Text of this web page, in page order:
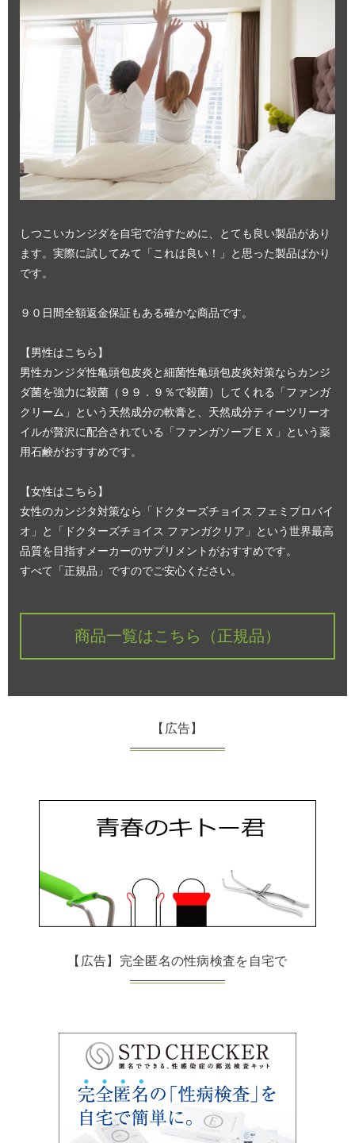
しつこいカンジダを自宅で治すために、とても良い製品があり
ます。実際に試してみて「これは良い！」と思った製品ばかり
です。
９０日間全額返金保証もある確かな商品です。
【男性はこちら】
男性カンジダ性亀頭包皮炎と細菌性亀頭包皮炎対策ならカンジ
ダ菌を強力に殺菌（９９．９％で殺菌）してくれる「ファンガ
クリーム」という天然成分の軟膏と、天然成分ティーツリーオ
イルが贅沢に配合されている「ファンガソープＥＸ」という薬
用石鹸がおすすめです。
【女性はこちら】
女性のカンジタ対策なら「ドクターズチョイス フェミプロバイ
オ」と「ドクターズチョイス ファンガクリア」という世界最高
品質を目指すメーカーのサプリメントがおすすめです。
すべて「正規品」ですのでご安心ください。
商品一覧はこちら（正規品）
【広告】
【広告】完全匿名の性病検査を自宅で